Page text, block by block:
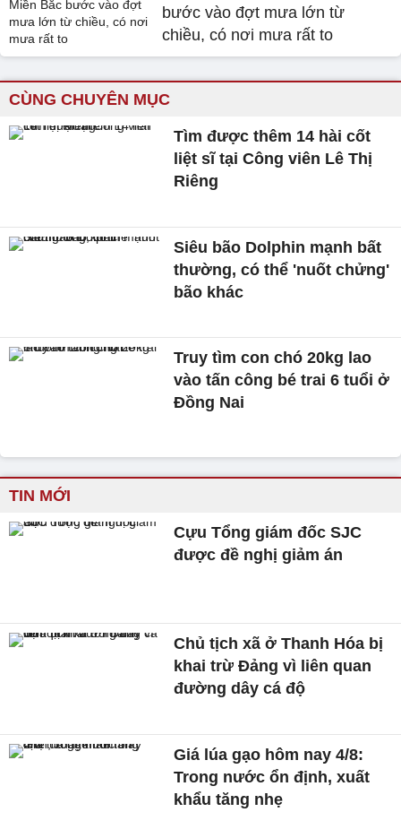
bước vào đợt mưa lớn từ
chiều, có nơi mưa rất to
CÙNG CHUYÊN MỤC
Tìm được thêm 14 hài cốt
liệt sĩ tại Công viên Lê Thị
Riêng
Siêu bão Dolphin mạnh bất
thường, có thể 'nuốt chửng'
bão khác
Truy tìm con chó 20kg lao
vào tấn công bé trai 6 tuổi ở
Đồng Nai
TIN MỚI
Cựu Tổng giám đốc SJC
được đề nghị giảm án
Chủ tịch xã ở Thanh Hóa bị
khai trừ Đảng vì liên quan
đường dây cá độ
Giá lúa gạo hôm nay 4/8:
Trong nước ổn định, xuất
khẩu tăng nhẹ